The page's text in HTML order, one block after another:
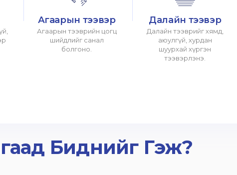
Агаарын тээвэр
Агаарын тээврийн цогц
шийдлийг санал
болгоно.
Далайн тээвэр
Далайн тээврийг хямд,
аюулгүй, хурдан
шуурхай хүргэн
тээвэрлэнэ.
Биднийг Гэж?